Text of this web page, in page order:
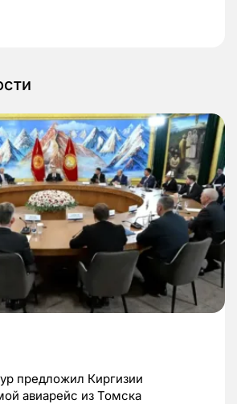
предложил Киргизии
авиарейс из Томска